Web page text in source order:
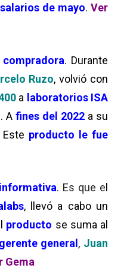
de mayo. Ver
. Durante
Ruzo, volvió con
a laboratorios ISA
. A fines del 2022 a su
Este producto le fue
. Es que el
, llevó a cabo un
producto se suma al
gerente general, Juan
Gema